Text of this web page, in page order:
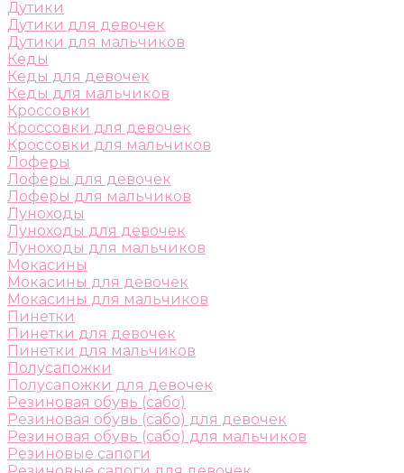
Дутики
Дутики для девочек
Дутики для мальчиков
Кеды
Кеды для девочек
Кеды для мальчиков
Кроссовки
Кроссовки для девочек
Кроссовки для мальчиков
Лоферы
Лоферы для девочек
Лоферы для мальчиков
Луноходы
Луноходы для девочек
Луноходы для мальчиков
Мокасины
Мокасины для девочек
Мокасины для мальчиков
Пинетки
Пинетки для девочек
Пинетки для мальчиков
Полусапожки
Полусапожки для девочек
Резиновая обувь (сабо)
Резиновая обувь (сабо) для девочек
Резиновая обувь (сабо) для мальчиков
Резиновые сапоги